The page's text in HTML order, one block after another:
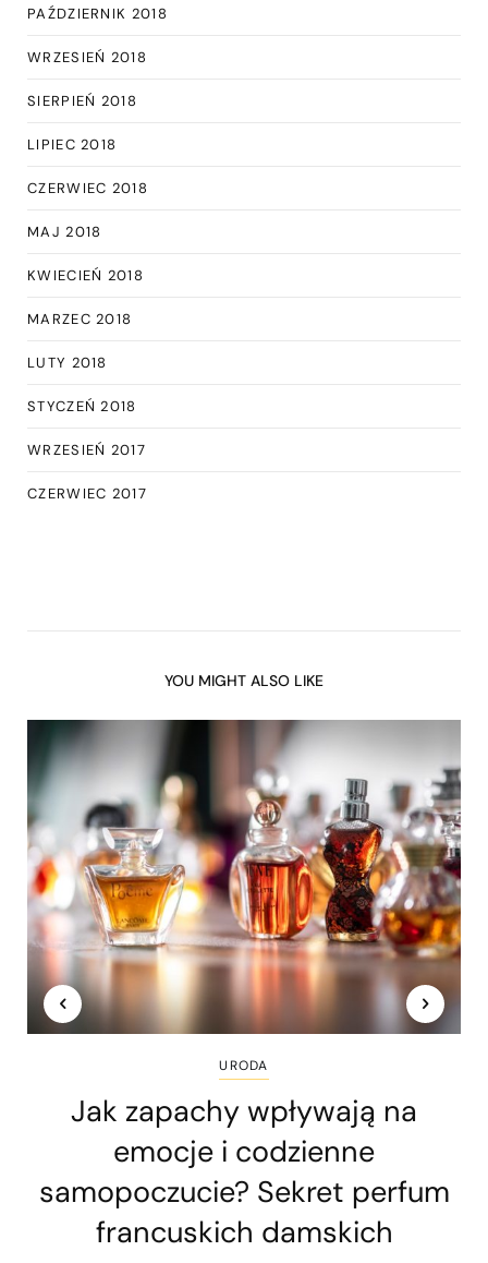
PAŹDZIERNIK 2018
WRZESIEŃ 2018
SIERPIEŃ 2018
LIPIEC 2018
CZERWIEC 2018
MAJ 2018
KWIECIEŃ 2018
MARZEC 2018
LUTY 2018
STYCZEŃ 2018
WRZESIEŃ 2017
CZERWIEC 2017
YOU MIGHT ALSO LIKE
URODA
Jak zapachy wpływają na
emocje i codzienne
samopoczucie? Sekret perfum
francuskich damskich